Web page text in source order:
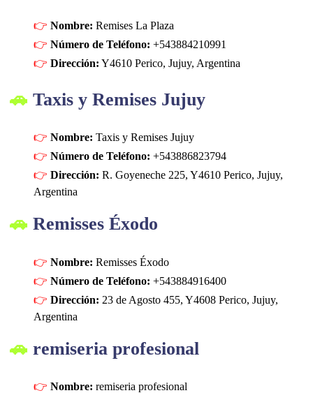
Nombre: Remises La Plaza
Número de Teléfono: +543884210991
Dirección: Y4610 Perico, Jujuy, Argentina
Taxis y Remises Jujuy
Nombre: Taxis y Remises Jujuy
Número de Teléfono: +543886823794
Dirección: R. Goyeneche 225, Y4610 Perico, Jujuy,
Argentina
Remisses Éxodo
Nombre: Remisses Éxodo
Número de Teléfono: +543884916400
Dirección: 23 de Agosto 455, Y4608 Perico, Jujuy,
Argentina
remiseria profesional
Nombre: remiseria profesional